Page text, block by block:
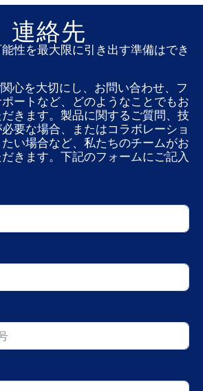
連絡先
性を最大限に引き出す準備はでき
心を大切にし、お問い合わせ、フ
ートなど、どのようなことでもお
きます。製品に関するご質問、技
要な場合、またはコラボレーショ
い場合など、私たちのチームがお
きます。下記のフォームにご記入